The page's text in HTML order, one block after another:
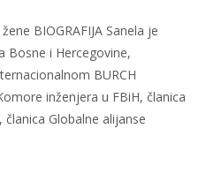
BIOGRAFIJA Sanela je
Bosne i Hercegovine,
BURCH
inženjera u FBiH, članica
Globalne alijanse